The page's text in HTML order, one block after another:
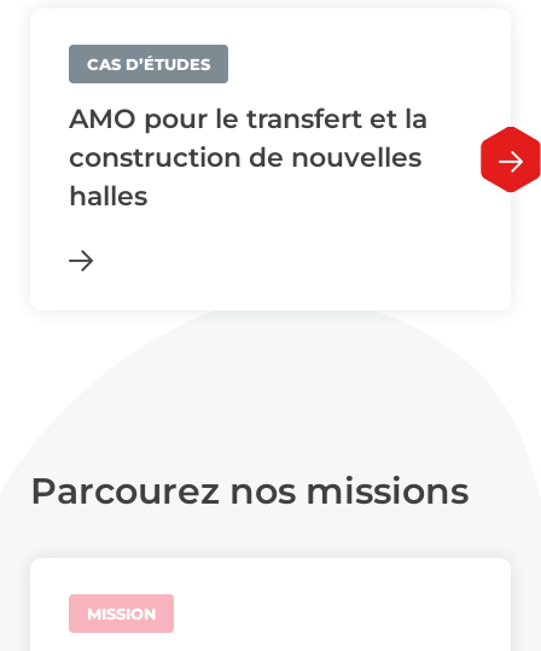
CAS D’ÉTUDES
AMO pour le transfert et la
construction de nouvelles
halles
Parcourez nos missions
MISSION